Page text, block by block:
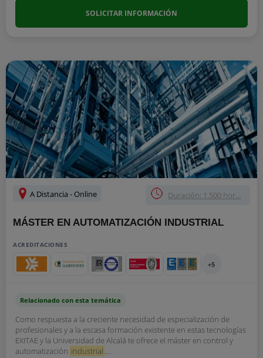
SOLICITAR INFORMACIÓN
A Distancia - Online Duración: 1.500 hor...
MÁSTER EN AUTOMATIZACIÓN INDUSTRIAL
ACREDITACIONES
+5
Relacionado con esta temática
Como respuesta a la creciente necesidad de especialización de
profesionales y a la escasa formación existente en estas tecnologías
EXITAE y la Universidad de Alcalá te ofrece el máster en control y
automatización industrial ....